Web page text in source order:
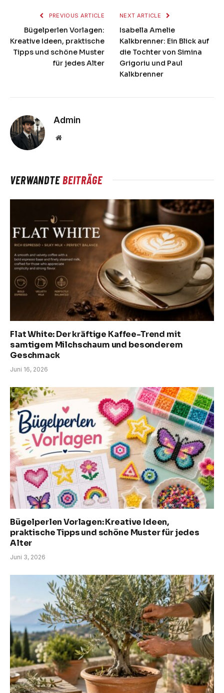
PREVIOUS ARTICLE
Bügelperlen Vorlagen:
Kreative Ideen, praktische
Tipps und schöne Muster
für jedes Alter
NEXT ARTICLE
Isabella Amelie
Kalkbrenner: Ein Blick auf
die Tochter von Simina
Grigoriu und Paul
Kalkbrenner
Admin
Website
VERWANDTEBEITRÄGE
Flat White: Der kräftige Kaffee-Trend mit
samtigem Milchschaum und besonderem
Geschmack
Juni 16, 2026
Bügelperlen Vorlagen: Kreative Ideen,
praktische Tipps und schöne Muster für jedes
Alter
Juni 3, 2026